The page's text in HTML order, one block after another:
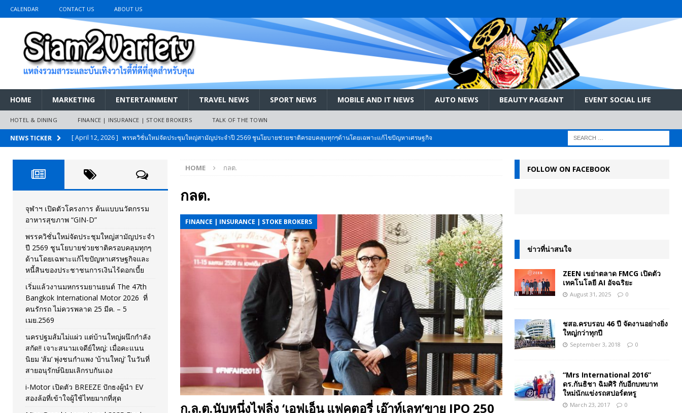
CALENDAR CONTACT US ABOUT US
HOME MARKETING ENTERTAINMENT TRAVEL NEWS SPORT NEWS MOBILE AND IT NEWS AUTO NEWS BEAUTY PAGEANT EVENT SOCIAL LIFE
HOTEL & DINING FINANCE | INSURANCE | STOKE BROKERS TALK OF THE TOWN
NEWS TICKER [ April 12, 2026 ] พรรควิชั่นใหม่จัดประชุมใหญ่สามัญประจำปี 2569 ชูนโยบายช่วยชาติครอบคลุมทุกๆด้านโดยเฉพาะแก้ไขปัญหาเศรษฐกิจ
[ March 26, 2026 ]
เริ่มแล้วงานมหกรรมยานยนต์ The 47th Bangkok International Motor 2026 ที่คนรักรถ ไม่ควรพลาด 25 มีค. – 5
เมย.2569
AUTO NEWS
[ February 10, 2026 ] นครปฐมส้มไม่แผ่ว แต่บ้านใหญ่ผนึกกำลัง สกัด!! เจาะสนามเจดีย์ใหญ่: เมื่อคะแนนนิยม ‘ส้ม’ พุ่งชนกำแพง ‘บ้านใหญ่’ ใน
วันที่สายอนุรักษ์นิยมเลิกรบกันเอง
PR NEWS
[ November 26, 2025 ] i-Motor เปิดตัว BREEZE ปักธงผู้นำ EV สองล้อที่เข้าใจผู้ใช้ไทยมากที่สุด
AUTO NEWS
[ April 30, 2026 ] จุฬาฯ เปิดตัวโครงการ ต้นแบบนวัตกรรมอาหารสุขภาพ “GIN-D” EVENT SOCIAL LIFE
HOME กลต.
กลต.
FINANCE | INSURANCE | STOKE BROKERS
ก.ล.ต.นับหนึ่งไฟลิ่ง ‘เอฟเอ็น แฟคตอรี่ เอ๊าท์เลท’ขาย IPO 250
จุฬาฯ เปิดตัวโครงการ ต้นแบบนวัตกรรม
อาหารสุขภาพ “GIN-D”
พรรควิชั่นใหม่จัดประชุมใหญ่สามัญประจำ
ปี 2569 ชูนโยบายช่วยชาติครอบคลุมทุกๆ
ด้านโดยเฉพาะแก้ไขปัญหาเศรษฐกิจและ
หนี้สินของประชาชนการเงินไร้ดอกเบี้ย
เริ่มแล้วงานมหกรรมยานยนต์ The 47th
Bangkok International Motor 2026 ที่
คนรักรถ ไม่ควรพลาด 25 มีค. – 5
เมย.2569
นครปฐมส้มไม่แผ่ว แต่บ้านใหญ่ผนึกกำลัง
สกัด!! เจาะสนามเจดีย์ใหญ่: เมื่อคะแนน
นิยม ‘ส้ม’ พุ่งชนกำแพง ‘บ้านใหญ่’ ในวันที่
สายอนุรักษ์นิยมเลิกรบกันเอง
i-Motor เปิดตัว BREEZE ปักธงผู้นำ EV
สองล้อที่เข้าใจผู้ใช้ไทยมากที่สุด
FOLLOW ON FACEBOOK
ข่าวที่น่าสนใจ
ZEEN เขย่าตลาด FMCG เปิดตัว
เทคโนโลยี AI อัจฉริยะ
August 31, 2025 0
ชสอ.ครบรอบ 46 ปี จัดงานอย่างยิ่ง
ใหญ่กว่าทุกปี
September 3, 2018 0
“Mrs International 2016”
ดร.กันธิชา ฉิมศิริ กับอีกบทบาท
ใหม่นักแข่งรถสปอร์ตหรู
March 23, 2017 0